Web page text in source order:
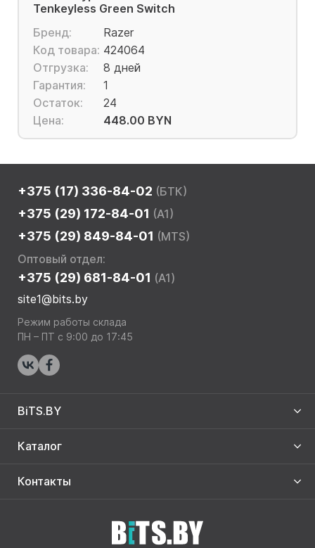
Tenkeyless Green Switch
Бренд:
Razer
Код товара: 424064
Отгрузка:
8 дней
Гарантия:
1
Остаток:
24
Цена:
448.00 BYN
+375 (17) 336-84-02 (БТК)
+375 (29) 172-84-01 (A1)
+375 (29) 849-84-01 (MTS)
Оптовый отдел:
+375 (29) 681-84-01 (A1)
site1@bits.by
Режим работы склада
ПН – ПТ с 9:00 до 17:45
BiTS.BY
Каталог
Контакты